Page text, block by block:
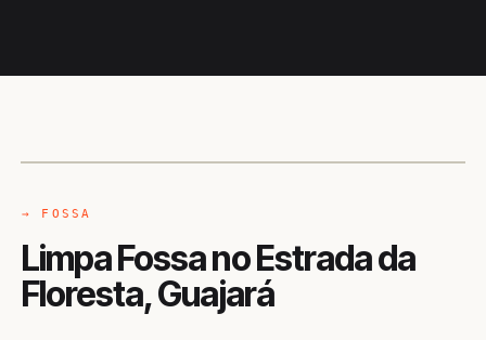
→ FOSSA
Limpa Fossa no Estrada da
Floresta, Guajará